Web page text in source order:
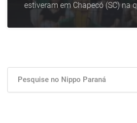
estiveram em Chapecó (SC) na